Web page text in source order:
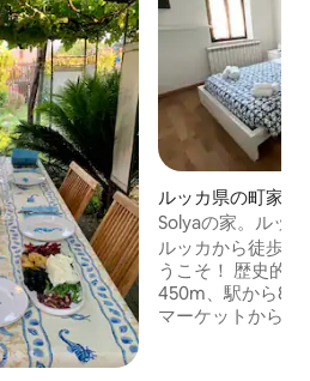
ルッカ県の町家・
Solyaの家。ルッ
パート
ルッカから徒歩で
うこそ！ 歴史的
450m、駅から
マーケットから徒